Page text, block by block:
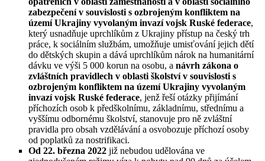
zabezpečení v souvislosti s ozbrojeným konfliktem na
území Ukrajiny vyvolaným invazí vojsk Ruské federace,
který usnadňuje uprchlíkům z Ukrajiny přístup na český trh
práce, k sociálním službám, umožňuje umisťování jejich dětí
do dětských skupin a dává uprchlíkům nárok na humanitární
dávku ve výši 5 000 korun na osobu, a návrh zákona o
zvláštních pravidlech v oblasti školství v souvislosti s
ozbrojeným konfliktem na území Ukrajiny vyvolaným
invazí vojsk Ruské federace, jenž řeší otázky přijímání
příchozích osob k předškolnímu, základnímu, střednímu a
vyššímu odbornému školství, stanovuje pro ně zvláštní
pravidla pro obsah vzdělávání a osvobozuje příchozí osoby
od poplatků za nostrifikaci.
Od 22. března 2022 již nebudou udělována ve